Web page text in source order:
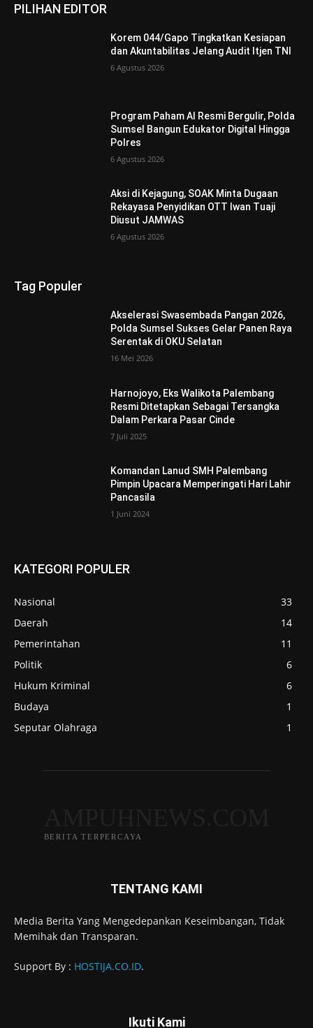
PILIHAN EDITOR
Korem 044/Gapo Tingkatkan Kesiapan
dan Akuntabilitas Jelang Audit Itjen TNI
6 Agustus 2026
Program Paham AI Resmi Bergulir, Polda
Sumsel Bangun Edukator Digital Hingga
Polres
6 Agustus 2026
Aksi di Kejagung, SOAK Minta Dugaan
Rekayasa Penyidikan OTT Iwan Tuaji
Diusut JAMWAS
6 Agustus 2026
Tag Populer
Akselerasi Swasembada Pangan 2026,
Polda Sumsel Sukses Gelar Panen Raya
Serentak di OKU Selatan
16 Mei 2026
Harnojoyo, Eks Walikota Palembang
Resmi Ditetapkan Sebagai Tersangka
Dalam Perkara Pasar Cinde
7 Juli 2025
Komandan Lanud SMH Palembang
Pimpin Upacara Memperingati Hari Lahir
Pancasila
1 Juni 2024
KATEGORI POPULER
Nasional
33
Daerah
14
Pemerintahan
11
Politik
6
Hukum Kriminal
6
Budaya
1
Seputar Olahraga
1
BERITA TERPERCAYA
TENTANG KAMI
Media Berita Yang Mengedepankan Keseimbangan, Tidak
Memihak dan Transparan.
Support By : HOSTIJA.CO.ID.
Ikuti Kami